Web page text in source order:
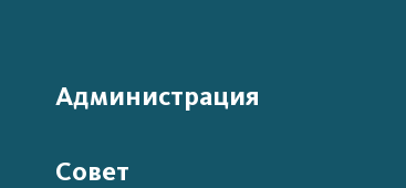
Администрация
Совет